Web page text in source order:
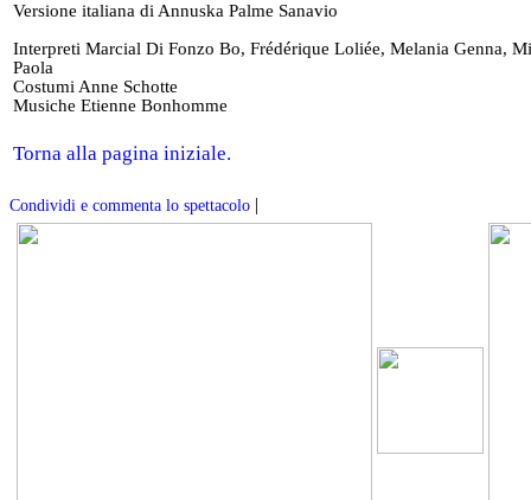
Versione italiana di Annuska Palme Sanavio
Interpreti Marcial Di Fonzo Bo, Frédérique Loliée, Melania Genna,
Paola
Costumi Anne Schotte
Musiche Etienne Bonhomme
Torna alla pagina iniziale.
Condividi e commenta lo spettacolo |